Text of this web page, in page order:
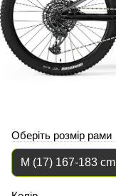
Оберіть розмір рами
M (17) 167-183 cm